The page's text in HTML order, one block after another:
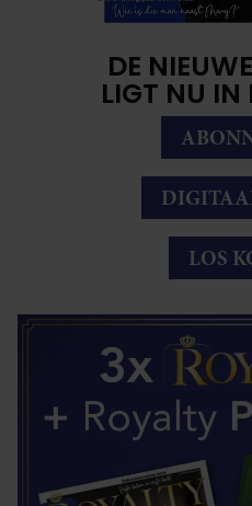
DE
LIGT NU IN
LOS